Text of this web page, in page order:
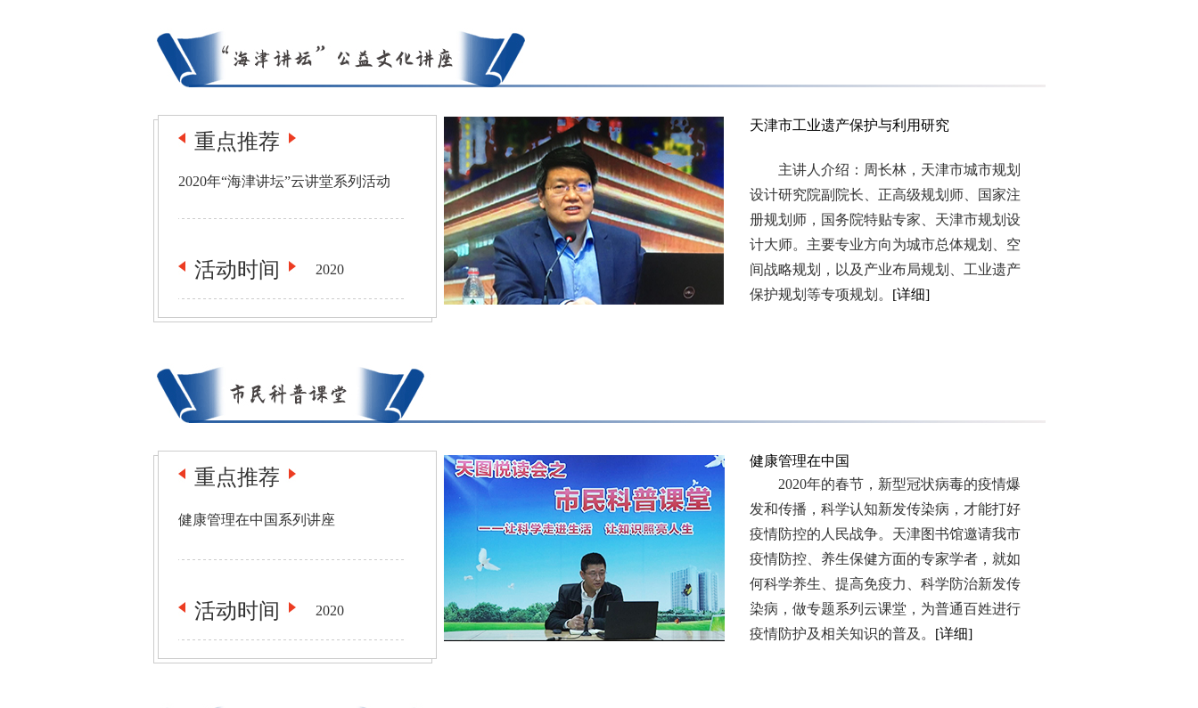
重点推荐
2020年“海津讲坛”云讲堂系列活动
活动时间 2020
天津市工业遗产保护与利用研究
主讲人介绍：周长林，天津市城市规划
设计研究院副院长、正高级规划师、国家注
册规划师，国务院特贴专家、天津市规划设
计大师。主要专业方向为城市总体规划、空
间战略规划，以及产业布局规划、工业遗产
保护规划等专项规划。 [详细]
重点推荐
健康管理在中国系列讲座
活动时间 2020
健康管理在中国
2020年的春节，新型冠状病毒的疫情爆
发和传播，科学认知新发传染病，才能打好
疫情防控的人民战争。天津图书馆邀请我市
疫情防控、养生保健方面的专家学者，就如
何科学养生、提高免疫力、科学防治新发传
染病，做专题系列云课堂，为普通百姓进行
疫情防护及相关知识的普及。 [详细]